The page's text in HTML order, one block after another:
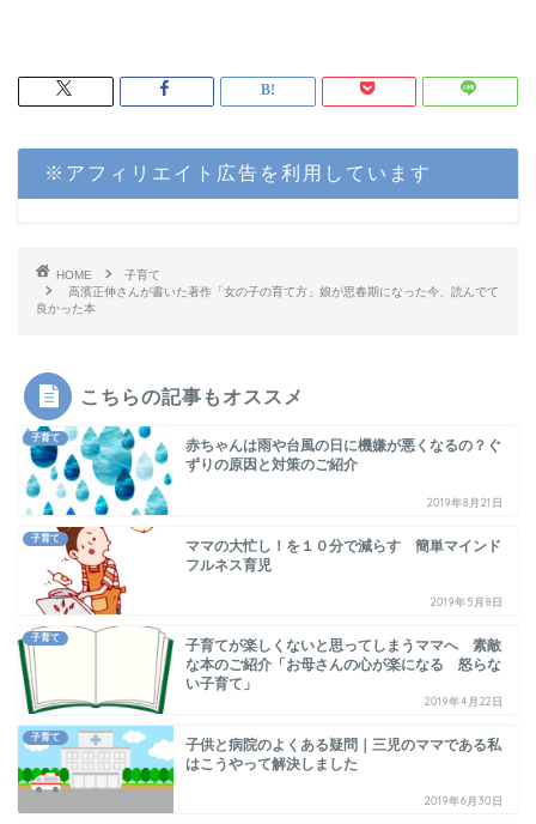
※アフィリエイト広告を利用しています
HOME
子育て
高濱正伸さんが書いた著作「女の子の育て方」娘が思春期になった今、読んでて
良かった本
こちらの記事もオススメ
子育て
赤ちゃんは雨や台風の日に機嫌が悪くなるの？ぐ
ずりの原因と対策のご紹介
2019年8月21日
子育て
ママの大忙し！を１０分で減らす 簡単マインド
フルネス育児
2019年5月8日
子育て
子育てが楽しくないと思ってしまうママへ 素敵
な本のご紹介「お母さんの心が楽になる 怒らな
い子育て」
2019年4月22日
子育て
子供と病院のよくある疑問｜三児のママである私
はこうやって解決しました
2019年6月30日